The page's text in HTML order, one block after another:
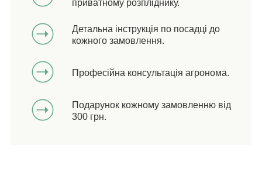
приватному розпліднику.
Детальна інструкція по посадці до
кожного замовлення.
Професійна консультація агронома.
Подарунок кожному замовленню від
300 грн.